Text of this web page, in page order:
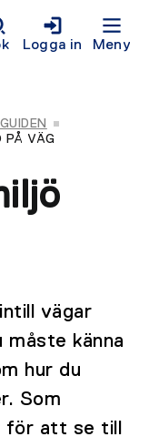
Logga in Meny
PÅ VÄG
vägar
måste känna
hur du
Som
för att se till